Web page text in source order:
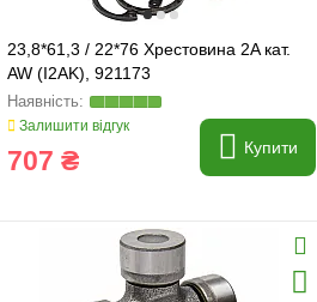
23,8*61,3 / 22*76 Хрестовина 2A кат.
AW (I2AK), 921173
Залишити відгук
707 ₴ Купити